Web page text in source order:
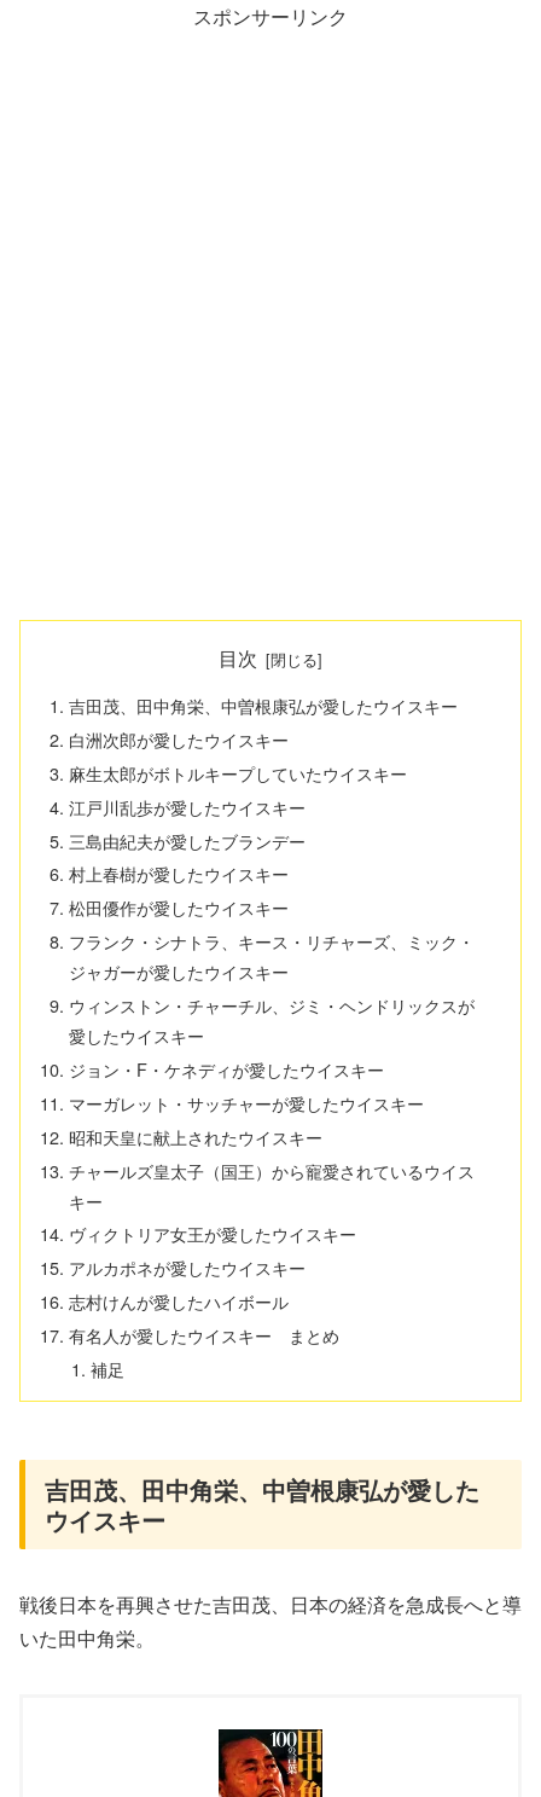
スポンサーリンク
目次
吉田茂、田中角栄、中曽根康弘が愛したウイスキー
白洲次郎が愛したウイスキー
麻生太郎がボトルキープしていたウイスキー
江戸川乱歩が愛したウイスキー
三島由紀夫が愛したブランデー
村上春樹が愛したウイスキー
松田優作が愛したウイスキー
フランク・シナトラ、キース・リチャーズ、ミック・
ジャガーが愛したウイスキー
ウィンストン・チャーチル、ジミ・ヘンドリックスが
愛したウイスキー
ジョン・F・ケネディが愛したウイスキー
マーガレット・サッチャーが愛したウイスキー
昭和天皇に献上されたウイスキー
チャールズ皇太子（国王）から寵愛されているウイス
キー
ヴィクトリア女王が愛したウイスキー
アルカポネが愛したウイスキー
志村けんが愛したハイボール
有名人が愛したウイスキー まとめ
補足
吉田茂、田中角栄、中曽根康弘が愛した
ウイスキー
戦後日本を再興させた吉田茂、日本の経済を急成長へと導
いた田中角栄。